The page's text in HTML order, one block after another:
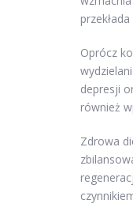
Oprócz
depresji
również
Zdrowa